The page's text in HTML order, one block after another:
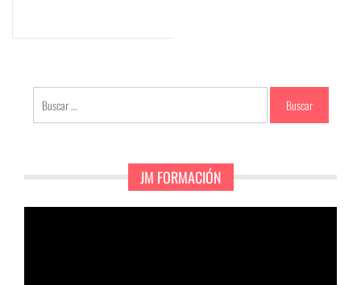
Buscar:
JM FORMACIÓN